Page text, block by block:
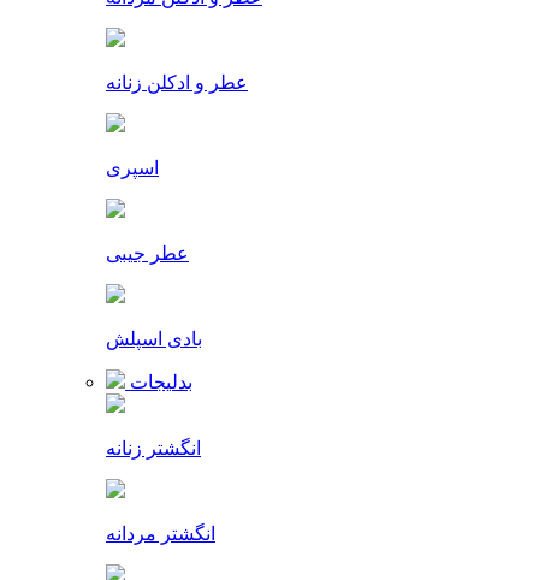
عطر و ادکلن زنانه
اسپری
عطر جیبی
بادی اسپلش
بدلیجات
انگشتر زنانه
انگشتر مردانه